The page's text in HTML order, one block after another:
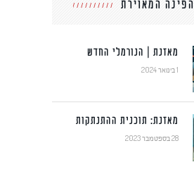
הפינה המאוירת
מאזנת | הנורמלי החדש
1 בינואר 2024
מאזנת: תוכנית ההתנתקות
28 בספטמבר 2023